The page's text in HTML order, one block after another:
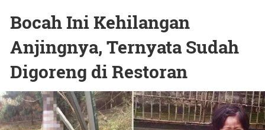
Bocah Ini Kehilangan
Anjingnya, Ternyata Sudah
Digoreng di Restoran